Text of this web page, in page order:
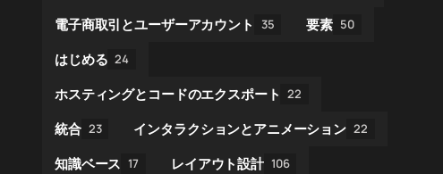
電子商取引とユーザーアカウント 35 要素 50
はじめる 24
ホスティングとコードのエクスポート 22
統合 23 インタラクションとアニメーション 22
知識ベース 17 レイアウト設計 106